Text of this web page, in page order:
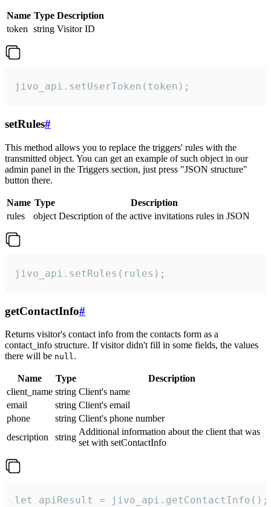
Name Type Description
token string Visitor ID
jivo_api.setUserToken(token);
setRules#
This method allows you to replace the triggers' rules with the
transmitted object. You can get an example of such object in our
admin panel in the Triggers section, just press "JSON structure"
button there.
Name Type
Description
rules
object Description of the active invitations rules in JSON
jivo_api.setRules(rules);
getContactInfo#
Returns visitor's contact info from the contacts form as a
contact_info structure. If visitor didn't fill in some fields, the values
there will be null.
Name Type
Description
client_name string Client's name
email
string Client's email
phone
string Client's phone number
description
string
Additional information about the client that was
set with setContactInfo
let apiResult = jivo_api.getContactInfo();